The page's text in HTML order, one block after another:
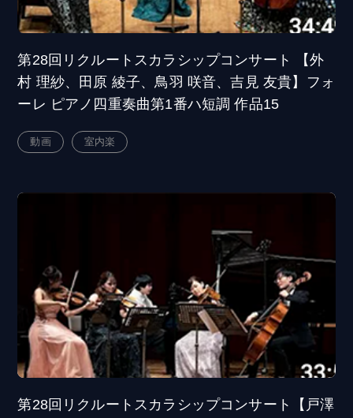
第28回リクルートスカラシップコンサート 【外
村 理紗、田原 綾子、鳥羽 咲音、吉見 友貴】フォ
ーレ ピアノ四重奏曲第1番ハ短調 作品15
動画 室内楽
第28回リクルートスカラシップコンサート【戸澤